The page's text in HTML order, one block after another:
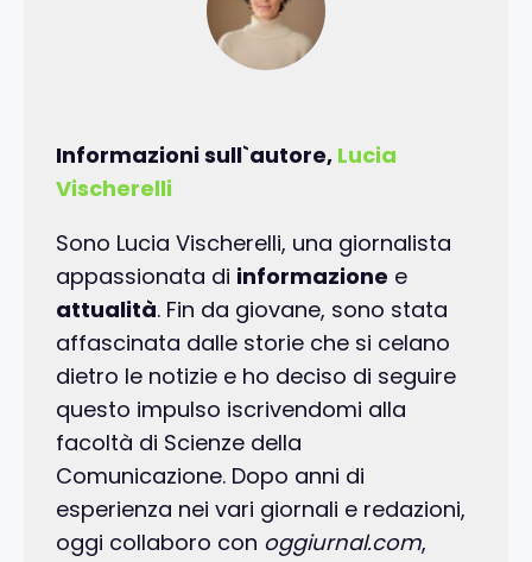
Informazioni sull`autore, Lucia
Vischerelli
Sono Lucia Vischerelli, una giornalista
appassionata di informazione e
attualità. Fin da giovane, sono stata
affascinata dalle storie che si celano
dietro le notizie e ho deciso di seguire
questo impulso iscrivendomi alla
facoltà di Scienze della
Comunicazione. Dopo anni di
esperienza nei vari giornali e redazioni,
oggi collaboro con oggiurnal.com,